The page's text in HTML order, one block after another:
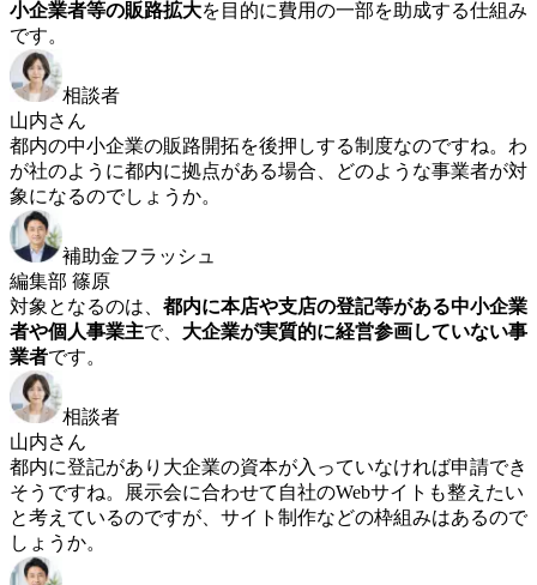
小企業者等の販路拡大を目的に費用の一部を助成する仕組み
です。
相談者
山内さん
都内の中小企業の販路開拓を後押しする制度なのですね。わ
が社のように都内に拠点がある場合、どのような事業者が対
象になるのでしょうか。
補助金フラッシュ
編集部 篠原
対象となるのは、 都内に本店や支店の登記等がある中小企業
者や個人事業主で、 大企業が実質的に経営参画していない事
業者です。
相談者
山内さん
都内に登記があり大企業の資本が入っていなければ申請でき
そうですね。展示会に合わせて自社のWebサイトも整えたい
と考えているのですが、サイト制作などの枠組みはあるので
しょうか。